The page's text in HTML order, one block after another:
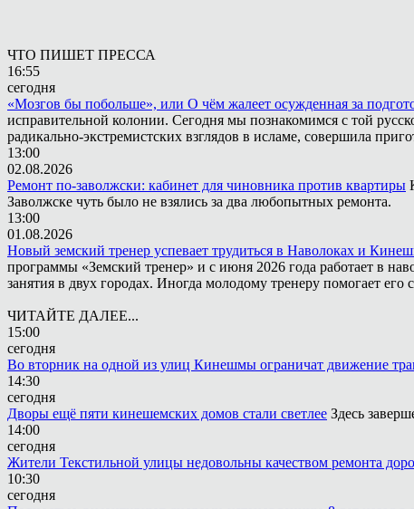
ЧТО ПИШЕТ ПРЕССА
16:55
сегодня
«Мозгов бы побольше», или О чём жалеет осужденная за
исправительной колонии. Сегодня мы познакомимся с той
радикально-экстремистских взглядов в исламе, совершила
13:00
02.08.2026
Ремонт по-заволжски: кабинет для чиновника против квартиры
Заволжске чуть было не взялись за два любопытных ремонта.
13:00
01.08.2026
Новый земский тренер успевает трудиться в Наволоках и
программы «Земский тренер» и с июня 2026 года работает в
занятия в двух городах. Иногда молодому тренеру помогает
ЧИТАЙТЕ ДАЛЕЕ...
15:00
сегодня
Во вторник на одной из улиц Кинешмы ограничат движение
14:30
сегодня
Дворы ещё пяти кинешемских домов стали светлее Здесь
14:00
сегодня
Жители Текстильной улицы недовольны качеством ремонта
10:30
сегодня